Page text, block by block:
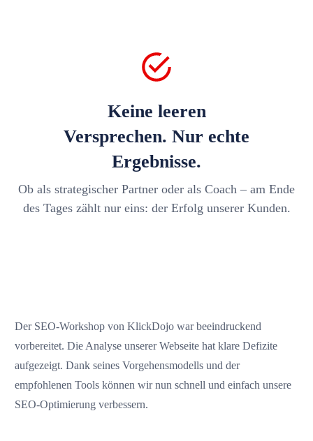
Keine leeren
Versprechen. Nur echte
Ergebnisse.
Ob als strategischer Partner oder als Coach – am Ende
des Tages zählt nur eins: der Erfolg unserer Kunden.
Der SEO-Workshop von KlickDojo war beeindruckend
vorbereitet. Die Analyse unserer Webseite hat klare Defizite
aufgezeigt. Dank seines Vorgehensmodells und der
empfohlenen Tools können wir nun schnell und einfach unsere
SEO-Optimierung verbessern.